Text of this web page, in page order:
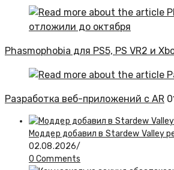
Phasmophobia для PS5, PS VR2 и
Разработка веб-приложений с AR
Моддер добавил в Stardew Valley
02.08.2026/
0 Comments